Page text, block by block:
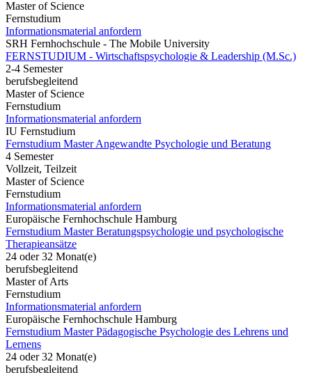
Master of Science
Fernstudium
Informationsmaterial anfordern
SRH Fernhochschule - The Mobile University
FERNSTUDIUM - Wirtschaftspsychologie & Leadership (M.Sc.)
2-4 Semester
berufsbegleitend
Master of Science
Fernstudium
Informationsmaterial anfordern
IU Fernstudium
Fernstudium Master Angewandte Psychologie und Beratung
4 Semester
Vollzeit, Teilzeit
Master of Science
Fernstudium
Informationsmaterial anfordern
Europäische Fernhochschule Hamburg
Fernstudium Master Beratungspsychologie und psychologische
Therapieansätze
24 oder 32 Monat(e)
berufsbegleitend
Master of Arts
Fernstudium
Informationsmaterial anfordern
Europäische Fernhochschule Hamburg
Fernstudium Master Pädagogische Psychologie des Lehrens und
Lernens
24 oder 32 Monat(e)
berufsbegleitend